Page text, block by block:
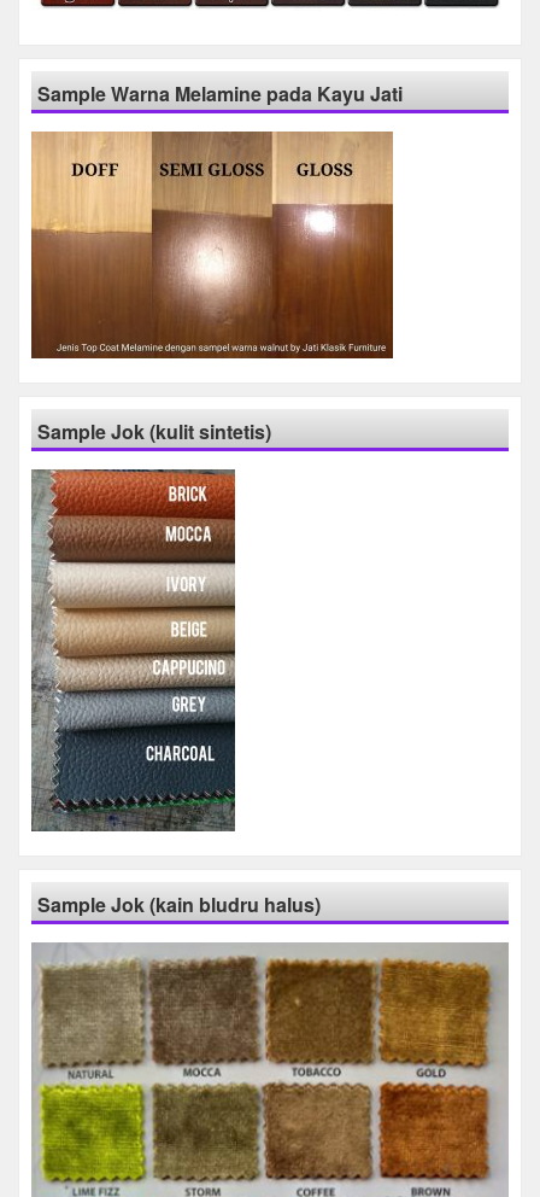
Sample Warna Melamine pada Kayu Jati
Sample Jok (kulit sintetis)
Sample Jok (kain bludru halus)